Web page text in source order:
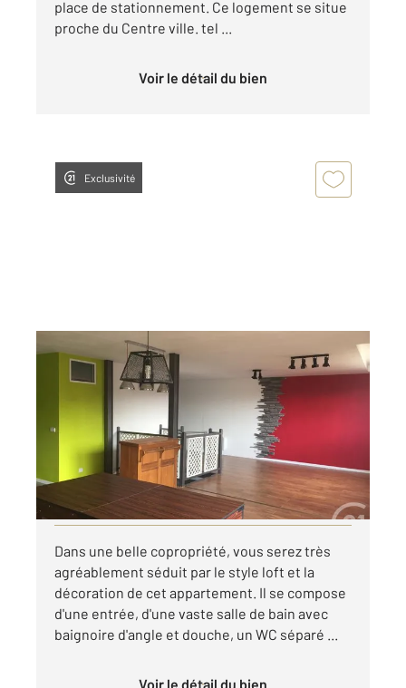
place de stationnement. Ce logement se situe
proche du Centre ville. tel ...
Voir le détail du bien
Exclusivité
REBAIS 77
, 3 pièces
Ref : 25216
Appartement F3 à louer
829 €
par mois charges comprises
Visiter le site dédié
Dans une belle copropriété, vous serez très
agréablement séduit par le style loft et la
décoration de cet appartement. Il se compose
d'une entrée, d'une vaste salle de bain avec
baignoire d'angle et douche, un WC séparé ...
Voir le détail du bien